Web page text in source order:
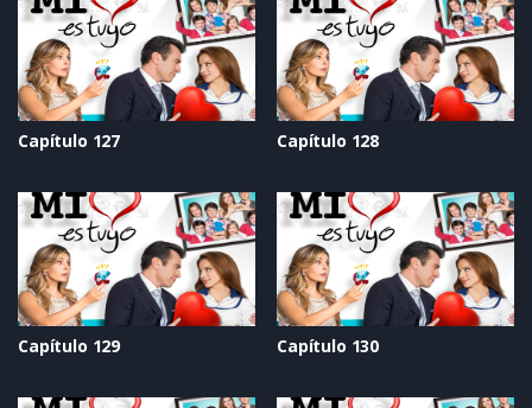
Capítulo 127 Capítulo 128
Capítulo 129 Capítulo 130